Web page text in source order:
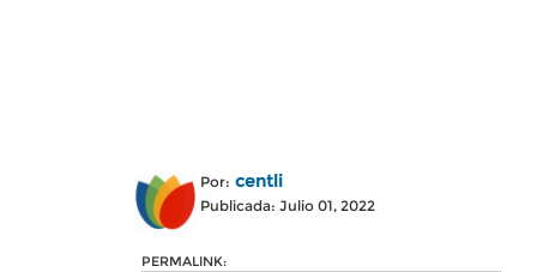
Por: centli
Publicada: Julio 01, 2022
PERMALINK: